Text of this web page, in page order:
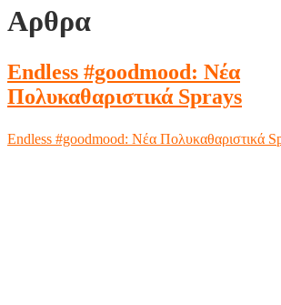
Aρθρα
Endless #goodmood: Νέα
Πολυκαθαριστικά Sprays
Endless #goodmood: Νέα Πολυκαθαριστικά